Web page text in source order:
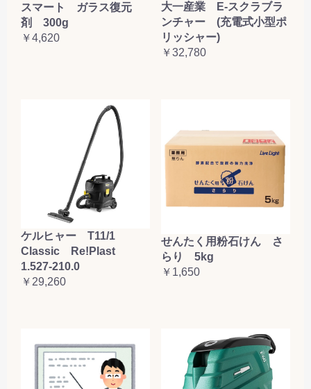
スマート ガラス復元
剤 300g
￥4,620
大一産業 E-スクラブラ
ンチャー (充電式小型ポ
リッシャー)
￥32,780
ケルヒャー T11/1
Classic Re!Plast
1.527-210.0
￥29,260
せんたく用粉石けん さ
らり 5kg
￥1,650